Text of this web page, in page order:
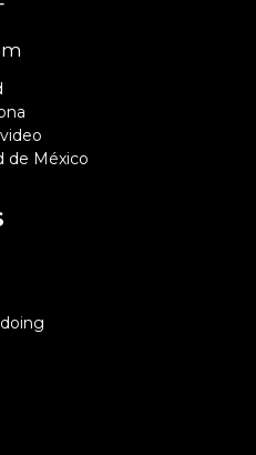
nota de
de los
de México